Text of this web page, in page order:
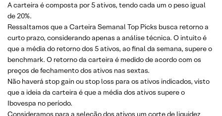
A carteira é composta por 5 ativos, tendo cada um o peso igual
de 20%.
Ressaltamos que a Carteira Semanal Top Picks busca retorno a
curto prazo, considerando apenas a análise técnica. O intuito é
que a média do retorno dos 5 ativos, ao final da semana, supere o
benchmark. O retorno da carteira é medido de acordo com os
preços de fechamento dos ativos nas sextas.
Não haverá stop gain ou stop loss para os ativos indicados, visto
que a ideia da carteira é que a média dos ativos supere o
Ibovespa no período.
Consideramos para a seleção dos ativos um corte de liquidez